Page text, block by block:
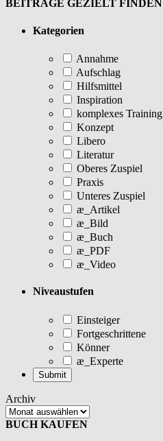
BEITRÄGE GEZIELT FINDEN
Kategorien
Annahme
Aufschlag
Hilfsmittel
Inspiration
komplexes Training
Konzept
Libero
Literatur
Oberes Zuspiel
Praxis
Unteres Zuspiel
æ_Artikel
æ_Bild
æ_Buch
æ_PDF
æ_Video
Niveaustufen
Einsteiger
Fortgeschrittene
Könner
æ_Experte
Archiv
BUCH KAUFEN